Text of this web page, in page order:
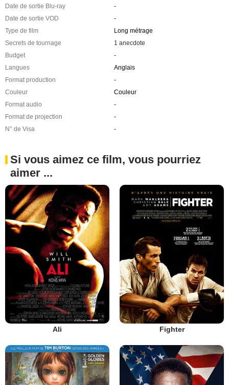
Date de sortie Blu-ray
-
Date de sortie VOD
-
Type de film
Long métrage
Secrets de tournage
1 anecdote
Budget
-
Langues
Anglais
Format production
-
Couleur
Couleur
Format audio
-
Format de projection
-
N° de Visa
-
Si vous aimez ce film, vous pourriez
aimer ...
Ali Fighter